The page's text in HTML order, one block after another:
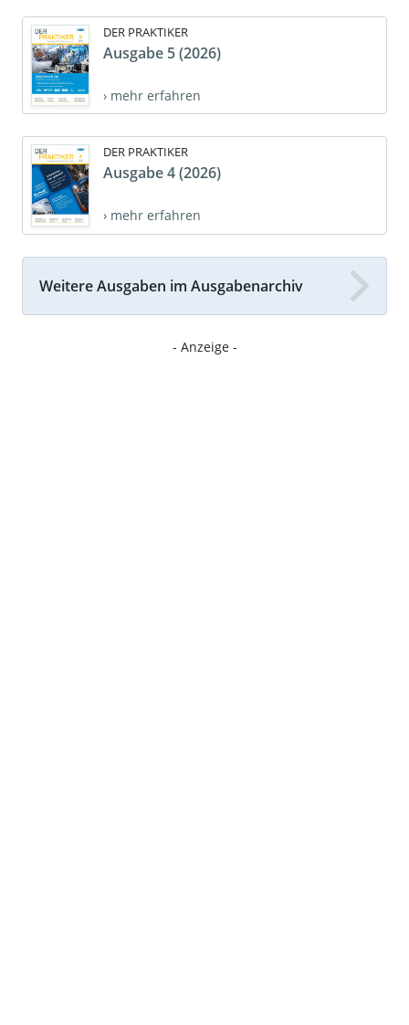
DER PRAKTIKER
Ausgabe 5 (2026)
› mehr erfahren
DER PRAKTIKER
Ausgabe 4 (2026)
› mehr erfahren
Weitere Ausgaben im Ausgabenarchiv
- Anzeige -